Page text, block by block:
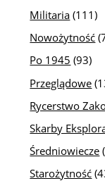
Militaria (111)
Nowożytność
Po 1945 (93)
Przeglądowe
Rycerstwo
Skarby
Średniowiecze
Starożytność